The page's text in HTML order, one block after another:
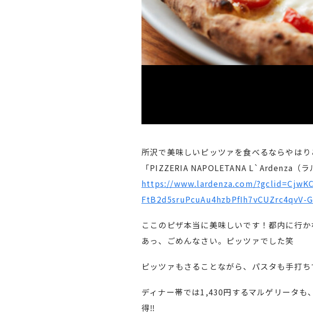
所沢で美味しいピッツァを食べるならやは
「PIZZERIA NAPOLETANA L`Ardenza（ラ
https://www.lardenza.com/
FtB2d5sruPcuAu4hzbPfIh7vCUZrc4qvV-
ここのピザ本当に美味しいです！都内に行
あっ、ごめんなさい。ピッツァでした笑
ピッツァもさることながら、パスタも手打
ディナー帯では1,430円するマルゲリータ
得‼︎